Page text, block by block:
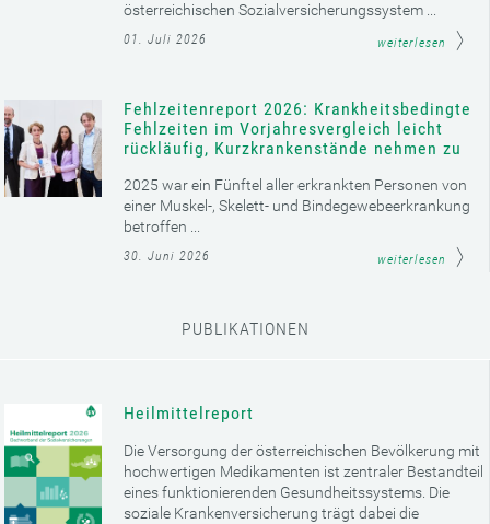
österreichischen Sozialversicherungssystem ...
01. Juli 2026 weiterlesen
Fehlzeitenreport 2026: Krankheitsbedingte
Fehlzeiten im Vorjahresvergleich leicht
rückläufig, Kurzkrankenstände nehmen zu
2025 war ein Fünftel aller erkrankten Personen von
einer Muskel-, Skelett- und Bindegewebeerkrankung
betroffen ...
30. Juni 2026 weiterlesen
PUBLIKATIONEN
Heilmittelreport
Die Versorgung der österreichischen Bevölkerung mit
hochwertigen Medikamenten ist zentraler Bestandteil
eines funktionierenden Gesundheitssystems. Die
soziale Krankenversicherung trägt dabei die